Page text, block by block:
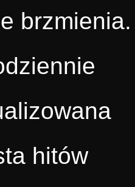
brzmienia.
hitów